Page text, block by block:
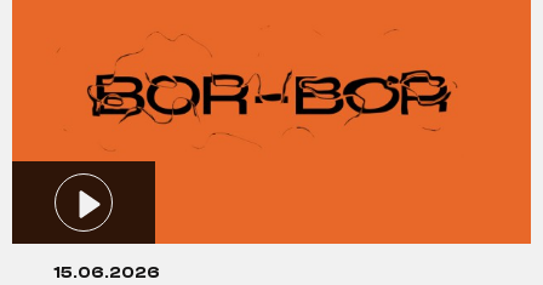
15.06.2026